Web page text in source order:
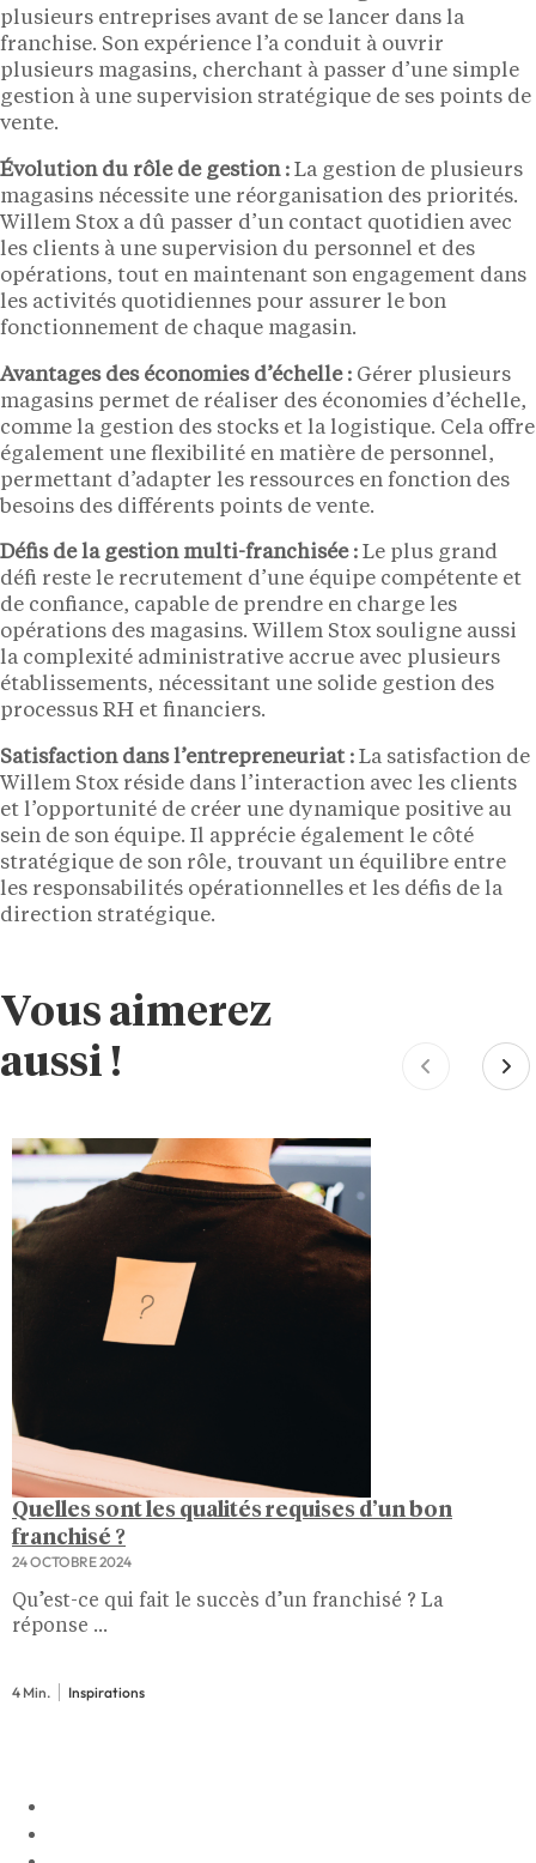
plusieurs entreprises avant de se lancer dans la
franchise. Son expérience l’a conduit à ouvrir
plusieurs magasins, cherchant à passer d’une simple
gestion à une supervision stratégique de ses points de
vente.
Évolution du rôle de gestion : La gestion de plusieurs
magasins nécessite une réorganisation des priorités.
Willem Stox a dû passer d’un contact quotidien avec
les clients à une supervision du personnel et des
opérations, tout en maintenant son engagement dans
les activités quotidiennes pour assurer le bon
fonctionnement de chaque magasin.
Avantages des économies d’échelle : Gérer plusieurs
magasins permet de réaliser des économies d’échelle,
comme la gestion des stocks et la logistique. Cela offre
également une flexibilité en matière de personnel,
permettant d’adapter les ressources en fonction des
besoins des différents points de vente.
Défis de la gestion multi-franchisée : Le plus grand
défi reste le recrutement d’une équipe compétente et
de confiance, capable de prendre en charge les
opérations des magasins. Willem Stox souligne aussi
la complexité administrative accrue avec plusieurs
établissements, nécessitant une solide gestion des
processus RH et financiers.
Satisfaction dans l’entrepreneuriat : La satisfaction de
Willem Stox réside dans l’interaction avec les clients
et l’opportunité de créer une dynamique positive au
sein de son équipe. Il apprécie également le côté
stratégique de son rôle, trouvant un équilibre entre
les responsabilités opérationnelles et les défis de la
direction stratégique.
Vous aimerez
aussi !
Quelles sont les qualités requises d’un bon
franchisé ?
24 OCTOBRE 2024
Qu’est-ce qui fait le succès d’un franchisé ? La
réponse ...
4 Min. Inspirations